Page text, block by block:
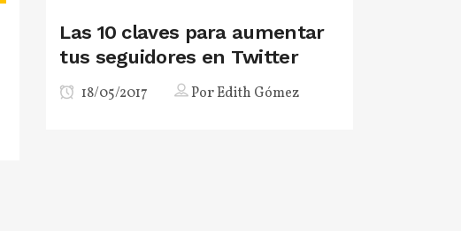
Las 10 claves para aumentar
tus seguidores en Twitter
18/05/2017 PorEdith Gómez